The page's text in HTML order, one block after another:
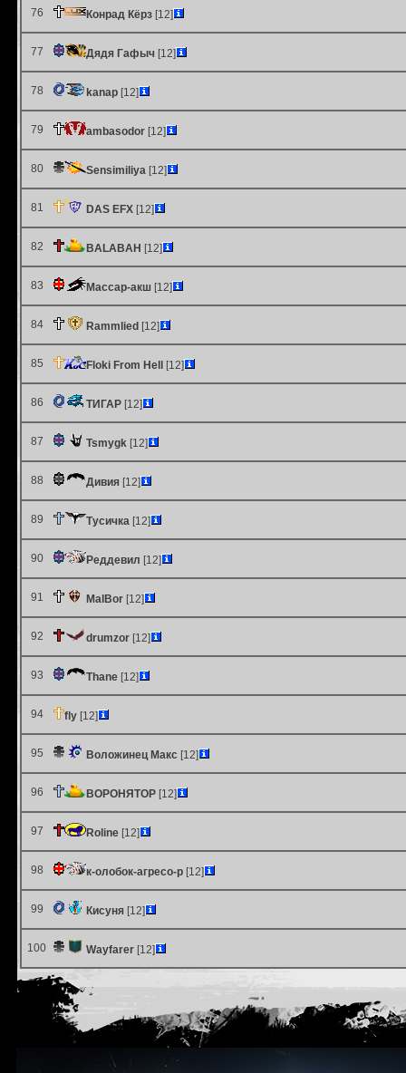
76 Конрад Кёрз [12]
77 Дядя Гафыч [12]
78 kanap [12]
79 ambasodor [12]
80 Sensimiliya [12]
81 DAS EFX [12]
82 BALABAH [12]
83 Массар-акш [12]
84 Rammlied [12]
85 Floki From Hell [12]
86 ТИГАР [12]
87 Tsmygk [12]
88 Дивия [12]
89 Тусичка [12]
90 Реддевил [12]
91 MalBor [12]
92 drumzor [12]
93 Thane [12]
94 fly [12]
95 Воложинец Макс [12]
96 ВОРОНЯТОР [12]
97 Roline [12]
98 к-олобок-агресо-р [12]
99 Кисуня [12]
100 Wayfarer [12]